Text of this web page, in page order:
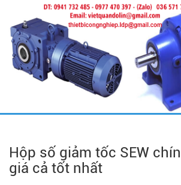
Hộp số giảm tốc SEW
giá cả tốt nhất